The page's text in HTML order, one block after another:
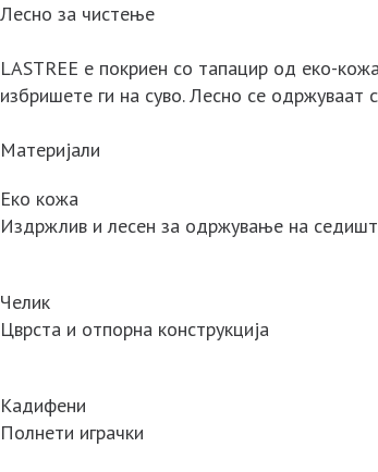
Лесно за чистење
LASTREE е покриен со тапацир од еко-
избришете ги на суво. Лесно се одржуваат
Материјали
Еко кожа
Издржлив и лесен за одржување на
Челик
Цврста и отпорна конструкција
Кадифени
Полнети играчки